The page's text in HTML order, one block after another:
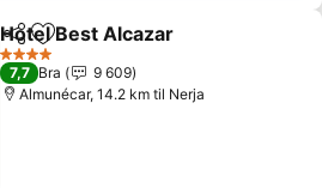
Del Legg til i favoritter
Hotel Best Alcazar
4 Stjerner
7,7 Bra
9 609
Almunécar, 14.2 km til Nerja